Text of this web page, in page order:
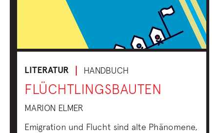
LITERATUR HANDBUCH
FLÜCHTLINGSBAUTEN
MARION ELMER
Emigration und Flucht sind alte Phänomene,